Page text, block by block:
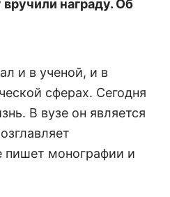
награду. Об
и в ученой, и в
сферах. Сегодня
В вузе он является
пишет монографии и